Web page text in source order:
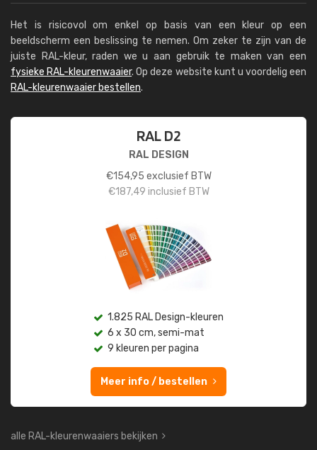
Het is risicovol om enkel op basis van een kleur op een
beeldscherm een beslissing te nemen. Om zeker te zijn van de
juiste RAL-kleur, raden we u aan gebruik te maken van een
fysieke RAL-kleurenwaaier. Op deze website kunt u voordelig een
RAL-kleurenwaaier bestellen.
RAL D2
RAL DESIGN
€154,95 exclusief BTW
€187,49 inclusief BTW
1.825 RAL Design-kleuren
6 x 30 cm, semi-mat
9 kleuren per pagina
Meer info / bestellen
alle RAL-kleurenwaaiers bekijken